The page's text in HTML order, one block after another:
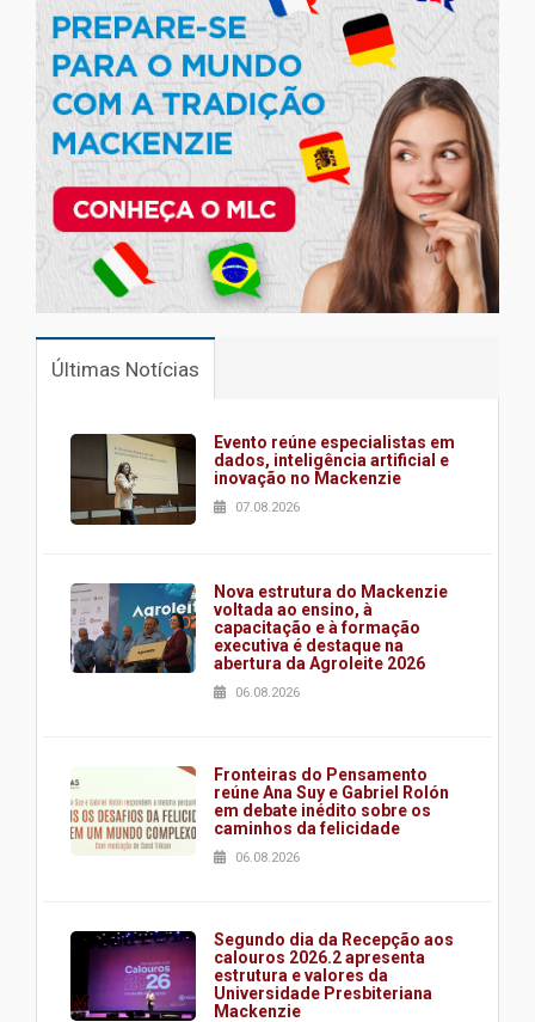
Últimas Notícias
Evento reúne especialistas em
dados, inteligência artificial e
inovação no Mackenzie
07.08.2026
Nova estrutura do Mackenzie
voltada ao ensino, à
capacitação e à formação
executiva é destaque na
abertura da Agroleite 2026
06.08.2026
Fronteiras do Pensamento
reúne Ana Suy e Gabriel Rolón
em debate inédito sobre os
caminhos da felicidade
06.08.2026
Segundo dia da Recepção aos
calouros 2026.2 apresenta
estrutura e valores da
Universidade Presbiteriana
Mackenzie